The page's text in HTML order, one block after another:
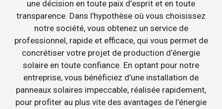
une décision en toute paix d’esprit et en toute
transparence. Dans l’hypothèse où vous choisissez
notre société, vous obtenez un service de
professionnel, rapide et efficace, qui vous permet de
concrétiser votre projet de production d’énergie
solaire en toute confiance. En optant pour notre
entreprise, vous bénéficiez d’une installation de
panneaux solaires impeccable, réalisée rapidement,
pour profiter au plus vite des avantages de l’énergie